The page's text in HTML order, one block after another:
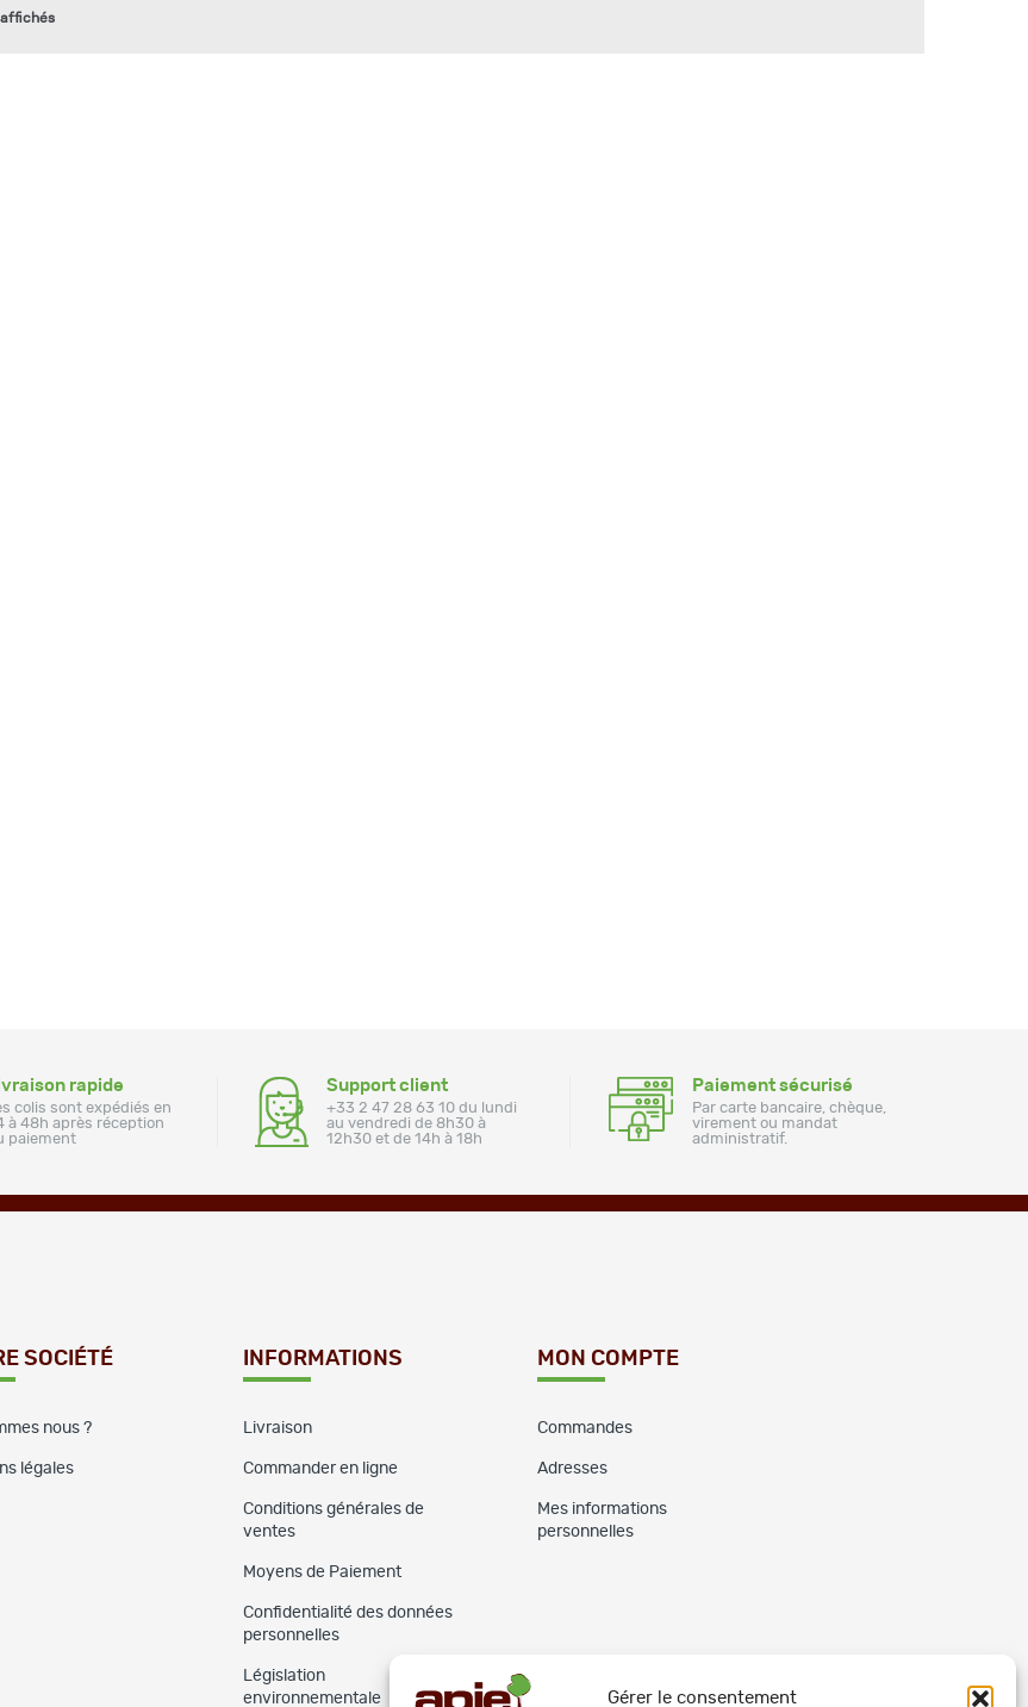
Gérer le consentement
rapide
colis sont expédiés en
à 48h après réception
paiement
Support client
+33 2 47 28 63 10 du lundi
au vendredi de 8h30 à
12h30 et de 14h à 18h
Paiement sécurisé
Par carte bancaire, chèque,
virement ou mandat
administratif.
SOCIÉTÉ
nous ?
légales
INFORMATIONS
Livraison
Commander en ligne
Conditions générales de
ventes
Moyens de Paiement
Confidentialité des données
personnelles
Législation
environnementale
MON COMPTE
Commandes
Adresses
Mes informations
personnelles